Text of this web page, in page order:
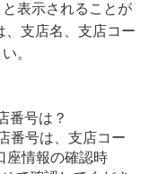
表示されることが
、支店名、支店コー
。
番号は？
番号は、支店コー
座情報の確認時